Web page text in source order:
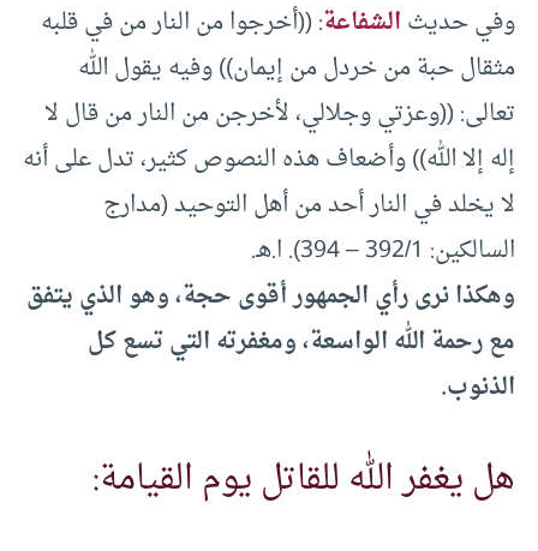
وفي حديثالشفاعة: ((أخرجوا من النار من في قلبه
مثقال حبة من خردل من إيمان)) وفيه يقول الله
تعالى: ((وعزتي وجلالي، لأخرجن من النار من قال لا
إله إلا الله)) وأضعاف هذه النصوص كثير، تدل على أنه
لا يخلد في النار أحد من أهل التوحيد (مدارج
السالكين: 392/1 – 394). ا.هـ.
وهكذا نرى رأي الجمهور أقوى حجة، وهو الذي يتفق
مع رحمة الله الواسعة، ومغفرته التي تسع كل
الذنوب.
هل يغفر الله للقاتل يوم القيامة: